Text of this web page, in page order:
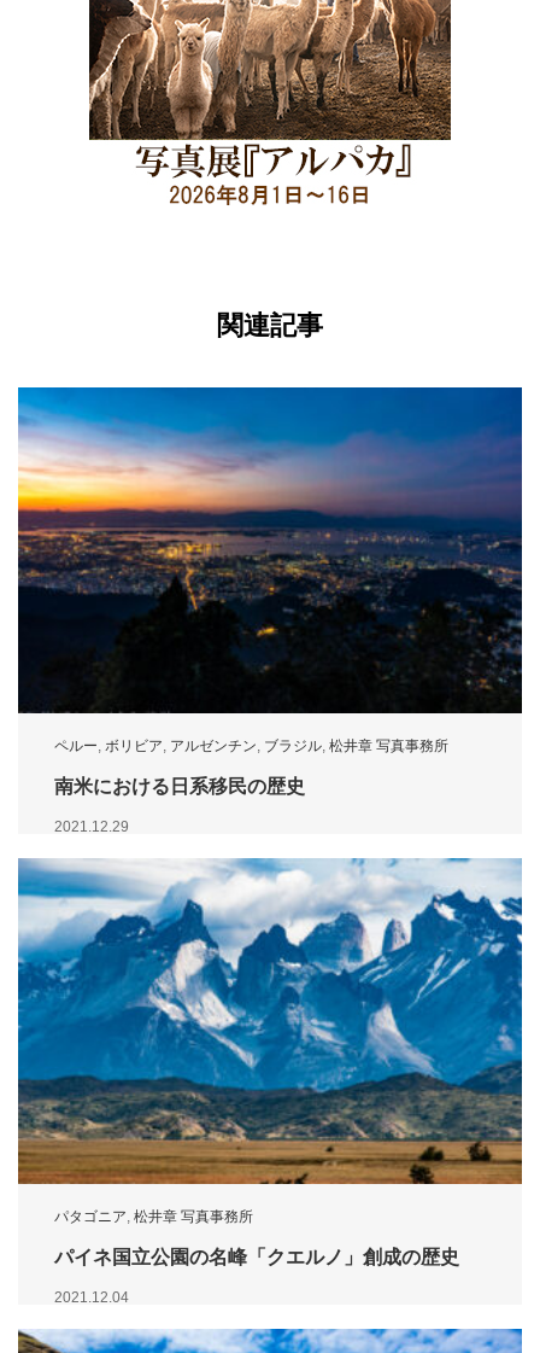
関連記事
ペルー, ボリビア, アルゼンチン, ブラジル, 松井章 写真事務所
南米における日系移民の歴史
2021.12.29
パタゴニア 松井章 写真事務所
パイネ国立公園の名峰「クエルノ」創成の歴史
2021.12.04